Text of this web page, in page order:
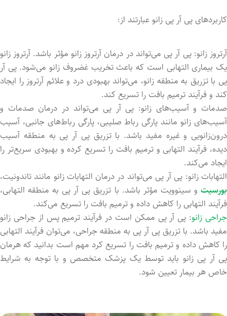
کاربردهای پی آر پی زانو عبارتند از:
آرتروز زانو: پی آر پی می‌تواند در درمان آرتروز زانو مؤثر باشد. آرتروز زانو
یک بیماری التهابی است که باعث تخریب غضروف زانو می‌شود. پی آر
پی با تزریق به منطقه زانو، می‌تواند بهبودی درد و علائم آرتروز را ایجاد
کند و فرآیند ترمیم بافت را تسریع کند.
صدمات و آسیب‌های زانو: پی آر پی می‌تواند در درمان صدمات و
آسیب‌های زانو مانند پارگی رباط صلیبی، پارگی رباط‌های جانبی، آسیب
درون‌زانویی و غیره مفید باشد. با تزریق پی آر پی به منطقه آسیب
دیده، فرآیند التهابی و ترمیم بافت را تسریع کرده و بهبودی سریع‌تر را
ایجاد می‌کند.
التهابات زانو: پی آر پی می‌تواند در درمان التهابات زانو مانند تاندونیت،
بورسیت و سینوویت مؤثر باشد. با تزریق پی آر پی به منطقه التهابی،
فرآیند التهابی را کاهش داده و ترمیم بافت را تسریع می‌کند.
جراحی زانو: پی آر پی ممکن است در فرآیند ترمیم پس از جراحی زانو
مفید باشد. با تزریق پی آر پی به منطقه جراحی، می‌توان فرآیند التهابی
را کاهش داده و ترمیم بافت را تسریع کرد مهم است بدانید که هرمان
پی آر پی زانو باید توسط یک پزشک متخصص و با توجه به شرایط
خاص هر بیمار تعیین شود.